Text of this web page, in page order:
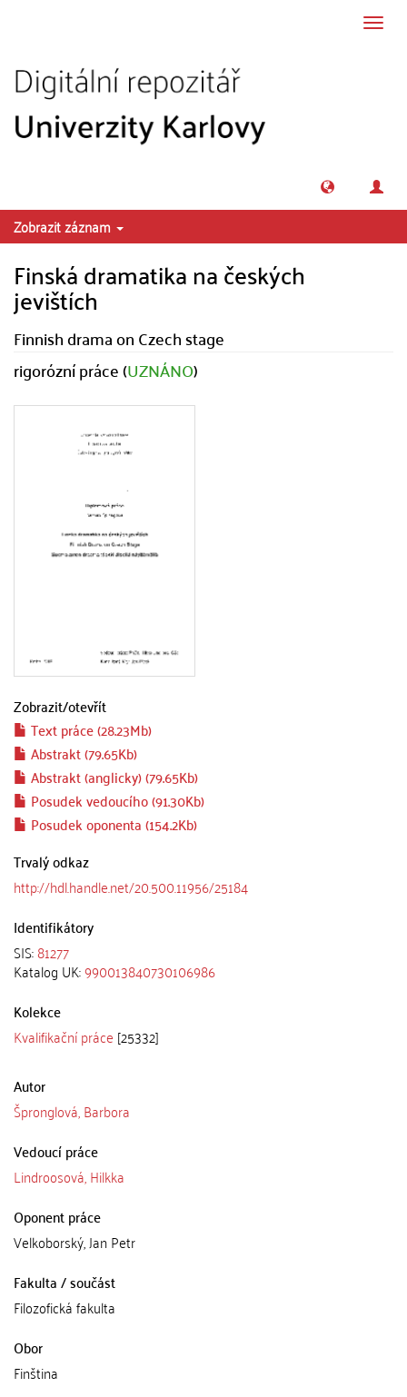
Zobrazit záznam
Finská dramatika na českých
jevištích
Finnish drama on Czech stage
rigorózní práce (UZNÁNO)
Zobrazit/otevřít
Text práce (28.23Mb)
Abstrakt (79.65Kb)
Abstrakt (anglicky) (79.65Kb)
Posudek vedoucího (91.30Kb)
Posudek oponenta (154.2Kb)
Trvalý odkaz
http://hdl.handle.net/20.500.11956/25184
Identifikátory
SIS:81277
Katalog UK:990013840730106986
Kolekce
Kvalifikační práce [25332]
Autor
Špronglová, Barbora
Vedoucí práce
Lindroosová, Hilkka
Oponent práce
Velkoborský, Jan Petr
Fakulta / součást
Filozofická fakulta
Obor
Finština